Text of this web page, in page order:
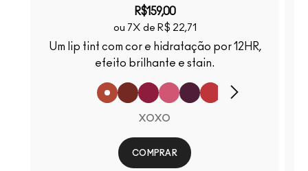
R$159,00
ou 7X de R$ 22,71
Um lip tint com cor e hidratação por 12HR,
efeito brilhante e stain.
XOXO
COMPRAR